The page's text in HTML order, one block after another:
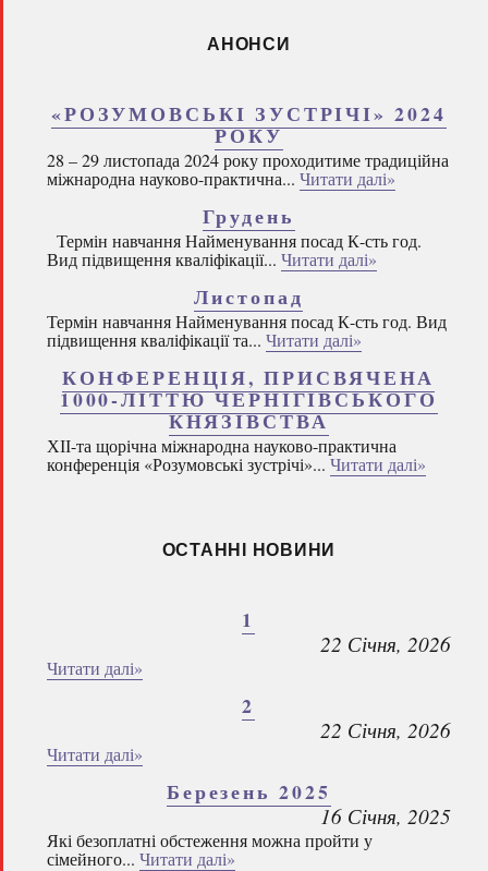
АНОНСИ
«РОЗУМОВСЬКІ ЗУСТРІЧІ» 2024
РОКУ
28 – 29 листопада 2024 року проходитиме традиційна
міжнародна науково-практична... Читати далі»
Грудень
Термін навчання Найменування посад К-сть год.
Вид підвищення кваліфікації... Читати далі»
Листопад
Термін навчання Найменування посад К-сть год. Вид
підвищення кваліфікації та... Читати далі»
КОНФЕРЕНЦІЯ, ПРИСВЯЧЕНА
1000-ЛІТТЮ ЧЕРНІГІВСЬКОГО
КНЯЗІВСТВА
ХІІ-та щорічна міжнародна науково-практична
конференція «Розумовські зустрічі»... Читати далі»
ОСТАННІ НОВИНИ
1
22 Січня, 2026
Читати далі»
2
22 Січня, 2026
Читати далі»
Березень 2025
16 Січня, 2025
Які безоплатні обстеження можна пройти у
сімейного... Читати далі»